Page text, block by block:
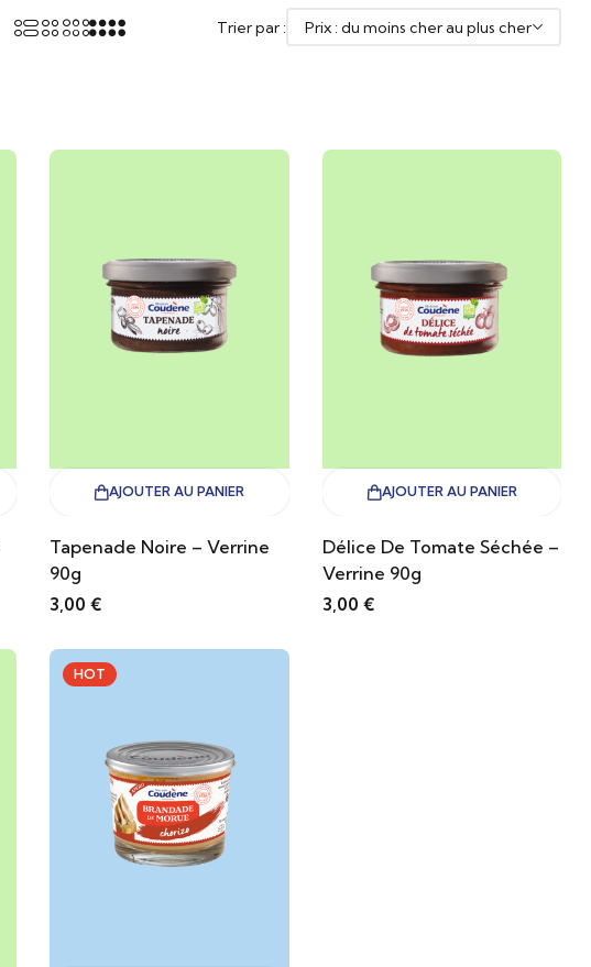
Trier par :
AJOUTER AU PANIER
Tapenade Noire – Verrine
90g
3,00 €
AJOUTER AU PANIER
Délice De Tomate Séchée –
Verrine 90g
3,00 €
HOT